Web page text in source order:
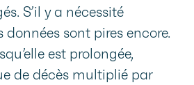
S’il y a nécessité
données sont pires encore.
est prolongée,
de décès multiplié par